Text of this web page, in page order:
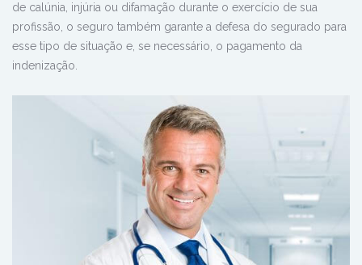
de calúnia, injúria ou difamação durante o exercício de sua
profissão, o seguro também garante a defesa do segurado para
esse tipo de situação e, se necessário, o pagamento da
indenização.